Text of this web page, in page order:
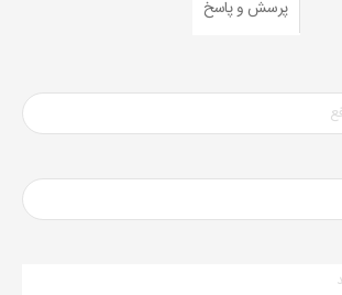
پرسش و پاسخ